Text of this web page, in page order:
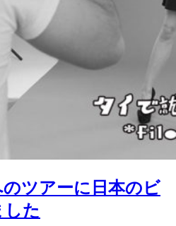
ツアーに日本のビ
た